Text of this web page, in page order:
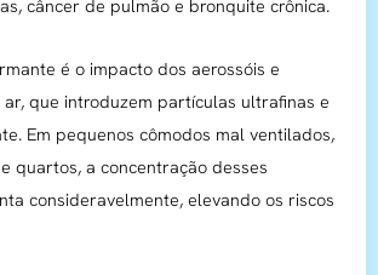
câncer de pulmão e bronquite crônica.
é o impacto dos aerossóis e
que introduzem partículas ultrafinas e
Em pequenos cômodos mal ventilados,
quartos, a concentração desses
consideravelmente, elevando os riscos